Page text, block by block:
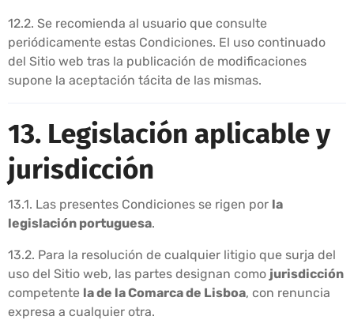
12.2. Se recomienda al usuario que consulte
periódicamente estas Condiciones. El uso continuado
del Sitio web tras la publicación de modificaciones
supone la aceptación tácita de las mismas.
13. Legislación aplicable y
jurisdicción
13.1. Las presentes Condiciones se rigen por la
legislación portuguesa.
13.2. Para la resolución de cualquier litigio que surja del
uso del Sitio web, las partes designan como jurisdicción
competente la de la Comarca de Lisboa, con renuncia
expresa a cualquier otra.